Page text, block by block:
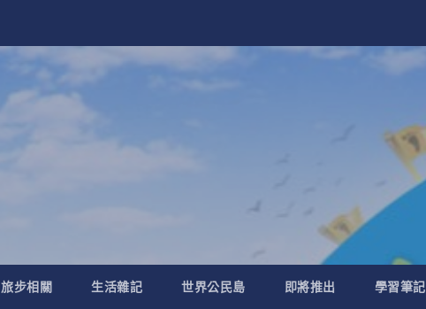
旅步相關 生活雜記 世界公民島 即將推出 學習筆記